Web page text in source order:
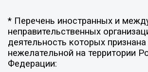
* Перечень иностранных и
неправительственных
деятельность которых признана
нежелательной на территории
Федерации: